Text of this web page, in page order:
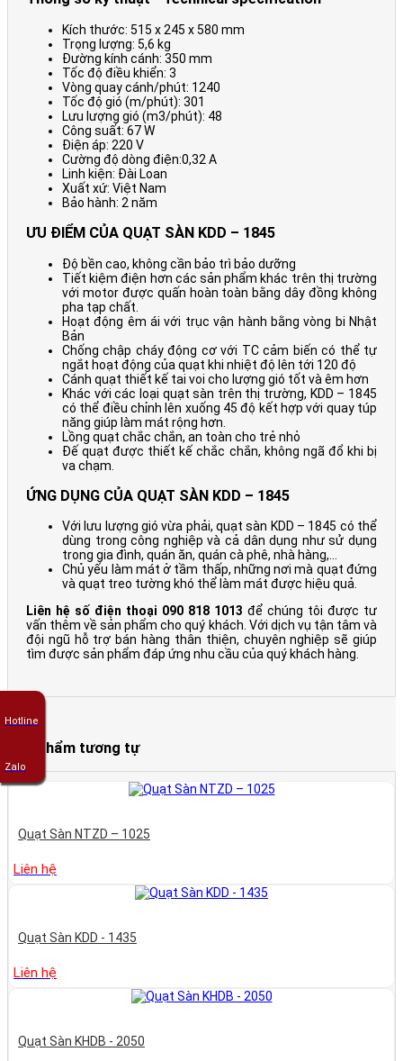
Kích thước: 515 x 245 x 580 mm
Trọng lượng: 5,6 kg
Đường kính cánh: 350 mm
Tốc độ điều khiển: 3
Vòng quay cánh/phút: 1240
Tốc độ gió (m/phút): 301
Lưu lượng gió (m3/phút): 48
Công suất: 67 W
Điện áp: 220 V
Cường độ dòng điện:0,32 A
Linh kiện: Đài Loan
Xuất xứ: Việt Nam
Bảo hành: 2 năm
ƯU ĐIỂM CỦA QUẠT SÀN KDD – 1845
Độ bền cao, không cần bảo trì bảo dưỡng
Tiết kiệm điện hơn các sản phẩm khác trên thị trường
với motor được quấn hoàn toàn bằng dây đồng không
pha tạp chất.
Hoạt động êm ái với trục vận hành bằng vòng bi Nhật
Bản
Chống chập cháy động cơ với TC cảm biến có thể tự
ngắt hoạt động của quạt khi nhiệt độ lên tới 120 độ
Cánh quạt thiết kế tai voi cho lượng gió tốt và êm hơn
Khác với các loại quạt sàn trên thị trường, KDD – 1845
có thể điều chỉnh lên xuống 45 độ kết hợp với quay túp
năng giúp làm mát rộng hơn.
Lồng quạt chắc chắn, an toàn cho trẻ nhỏ
Đế quạt được thiết kế chắc chắn, không ngã đổ khi bị
va chạm.
ỨNG DỤNG CỦA QUẠT SÀN KDD – 1845
Với lưu lượng gió vừa phải, quạt sàn KDD – 1845 có thể
dùng trong công nghiệp và cả dân dụng như sử dụng
trong gia đình, quán ăn, quán cà phê, nhà hàng,…
Chủ yếu làm mát ở tầm thấp, những nơi mà quạt đứng
và quạt treo tường khó thể làm mát được hiệu quả.
Liên hệ số điện thoại 090 818 1013 để chúng tôi được tư
vấn thêm về sản phẩm cho quý khách. Với dịch vụ tận tâm và
đội ngũ hỗ trợ bán hàng thân thiện, chuyên nghiệp sẽ giúp
tìm được sản phẩm đáp ứng nhu cầu của quý khách hàng.
Sản phẩm tương tự
Quạt Sàn NTZD – 1025
Liên hệ
Quạt Sàn KDD - 1435
Liên hệ
Quạt Sàn KHDB - 2050
Hotline
Zalo